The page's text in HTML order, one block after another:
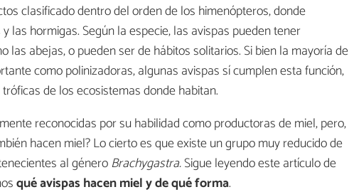
clasificado dentro del orden de los himenópteros, donde
las hormigas. Según la especie, las avispas pueden tener
las abejas, o pueden ser de hábitos solitarios. Si bien la mayoría de
como polinizadoras, algunas avispas sí cumplen esta función,
de los ecosistemas donde habitan.
reconocidas por su habilidad como productoras de miel, pero,
hacen miel? Lo cierto es que existe un grupo muy reducido de
al géneroBrachygastra.Sigue leyendo este artículo de
qué avispas hacen miel y de qué forma.